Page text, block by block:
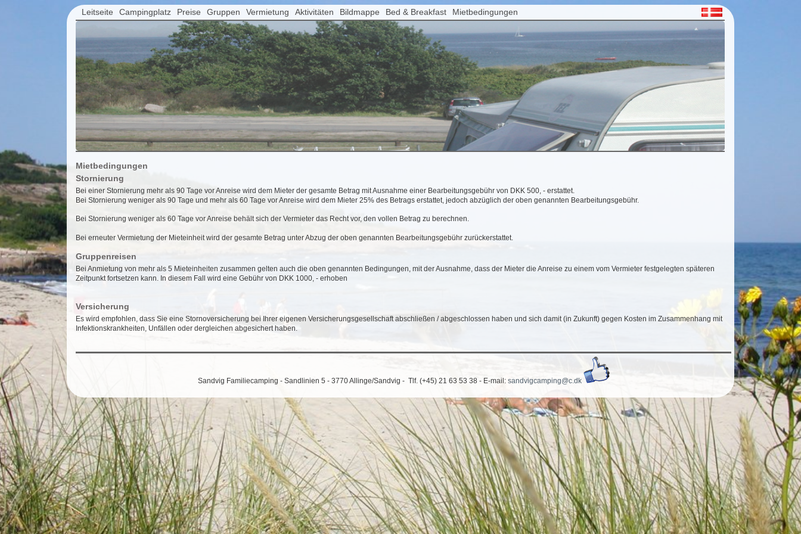
Leitseite Campingplatz Preise Gruppen Vermietung Aktivitäten Bildmappe Bed & Breakfast Mietbedingungen
Mietbedingungen
Stornierung
Bei einer Stornierung mehr als 90 Tage vor Anreise wird dem Mieter der gesamte Betrag mit Ausnahme einer Bearbeitungsgebühr von DKK 500, - erstattet.
Bei Stornierung weniger als 90 Tage und mehr als 60 Tage vor Anreise wird dem Mieter 25% des Betrags erstattet, jedoch abzüglich der oben genannten Bearbeitungsgebühr.
Bei Stornierung weniger als 60 Tage vor Anreise behält sich der Vermieter das Recht vor, den vollen Betrag zu berechnen.
Bei erneuter Vermietung der Mieteinheit wird der gesamte Betrag unter Abzug der oben genannten Bearbeitungsgebühr zurückerstattet.
Gruppenreisen
Bei Anmietung von mehr als 5 Mieteinheiten zusammen gelten auch die oben genannten Bedingungen, mit der Ausnahme, dass der Mieter die Anreise zu einem vom Vermieter festgelegten späteren
Zeitpunkt fortsetzen kann. In diesem Fall wird eine Gebühr von DKK 1000, - erhoben
Versicherung
Es wird empfohlen, dass Sie eine Stornoversicherung bei Ihrer eigenen Versicherungsgesellschaft abschließen / abgeschlossen haben und sich damit (in Zukunft) gegen Kosten im Zusammenhang mit
Infektionskrankheiten, Unfällen oder dergleichen abgesichert haben.
Sandvig Familiecamping - Sandlinien 5 - 3770 Allinge/Sandvig - Tlf. (+45) 21 63 53 38 - E-mail: sandvigcamping@c.dk